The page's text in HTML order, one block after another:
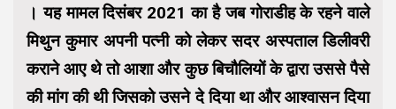
। यह मामल दिसंबर 2021 का है जब गोराडीह के रहने वाले
मिथुन कुमार अपनी पत्नी को लेकर सदर अस्पताल डिलीवरी
कराने आए थे तो आशा और कुछ बिचौलियों के द्वारा उससे पैसे
की मांग की थी जिसको उसने दे दिया था और आश्वासन दिया